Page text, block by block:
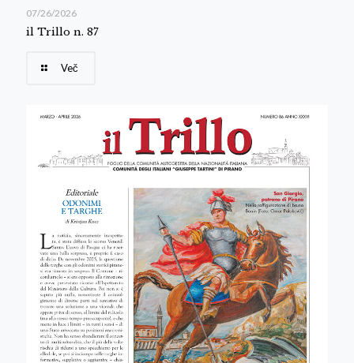
07/26/2026
il Trillo n. 87
Več